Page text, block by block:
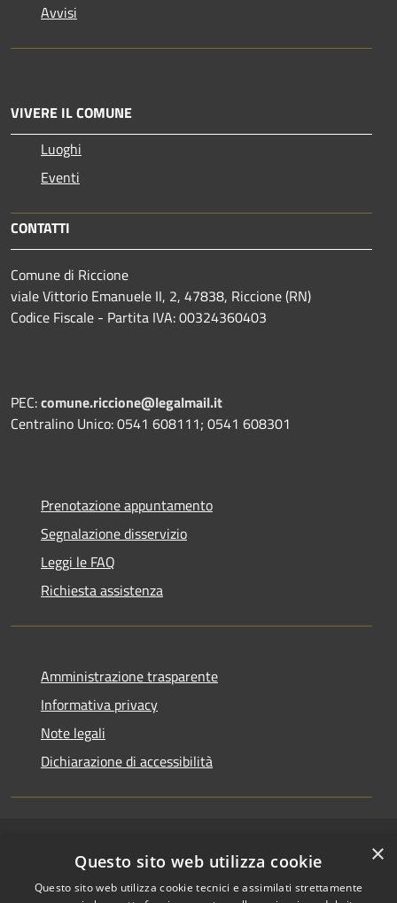
Avvisi
VIVERE IL COMUNE
Luoghi
Eventi
CONTATTI
Comune di Riccione
viale Vittorio Emanuele II, 2, 47838, Riccione (RN)
Codice Fiscale - Partita IVA: 00324360403
PEC:comune.riccione@legalmail.it
Centralino Unico: 0541 608111; 0541 608301
Prenotazione appuntamento
Segnalazione disservizio
Leggi le FAQ
Richiesta assistenza
Amministrazione trasparente
Informativa privacy
Note legali
Dichiarazione di accessibilità
Accessibilità
Privacy
Copyright © 2026 • Comune di
Riccione • Powered by
Municipium•Accesso
×
Questo sito web utilizza cookie
Questo sito web utilizza cookie tecnici e assimilati strettamente